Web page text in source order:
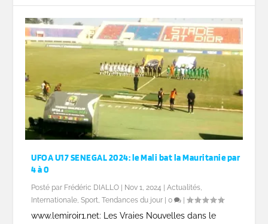
UFOA U17 SENEGAL 2024: le Mali bat la Mauritanie par
4 à 0
Posté par Frédéric DIALLO Nov 1, 2024 |Actualités,
Internationale,Sport,Tendances du jour |0 |
www.lemiroir1.net: Les Vraies Nouvelles dans le